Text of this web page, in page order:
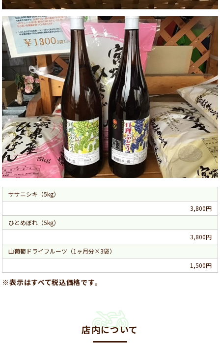
ササニシキ（5kg）
3,800円
ひとめぼれ（5kg）
3,800円
山葡萄ドライフルーツ（1ヶ月分×3袋）
1,500円
※表示はすべて税込価格です。
店内について